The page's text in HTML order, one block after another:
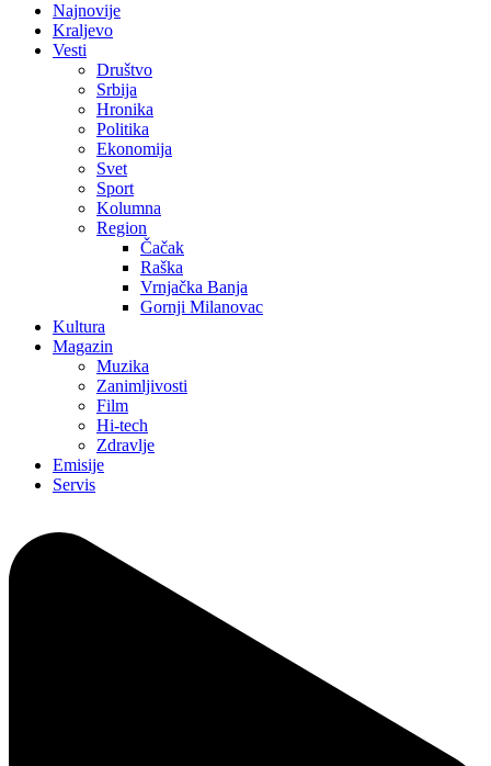
Najnovije
Kraljevo
Vesti
Društvo
Srbija
Hronika
Politika
Ekonomija
Svet
Sport
Kolumna
Region
Čačak
Raška
Vrnjačka Banja
Gornji Milanovac
Kultura
Magazin
Muzika
Zanimljivosti
Film
Hi-tech
Zdravlje
Emisije
Servis